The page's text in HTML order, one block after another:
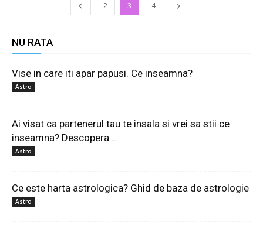
2 3 4
NU RATA
Vise in care iti apar papusi. Ce inseamna?
Astro
Ai visat ca partenerul tau te insala si vrei sa stii ce
inseamna? Descopera...
Astro
Ce este harta astrologica? Ghid de baza de astrologie
Astro